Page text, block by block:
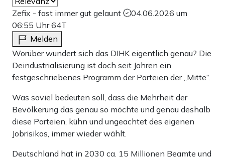
Zefix - fast immer gut gelaunt
04.06.2026 um
06:55 Uhr64T
Melden
Worüber wundert sich das DIHK eigentlich genau? Die
Deindustrialisierung ist doch seit Jahren ein
festgeschriebenes Programm der Parteien der „Mitte“.
Was soviel bedeuten soll, dass die Mehrheit der
Bevölkerung das genau so möchte und genau deshalb
diese Parteien, kühn und ungeachtet des eigenen
Jobrisikos, immer wieder wählt.
Deutschland hat in 2030 ca. 15 Millionen Beamte und